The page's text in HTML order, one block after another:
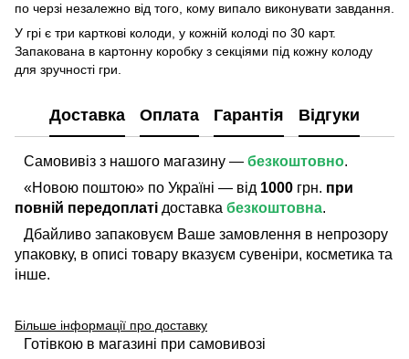
по черзі незалежно від того, кому випало виконувати завдання.
У грі є три карткові колоди, у кожній колоді по 30 карт.
Запакована в картонну коробку з секціями під кожну колоду
для зручності гри.
Доставка Оплата Гарантія Відгуки
Самовивіз з нашого магазину — безкоштовно.
«Новою поштою» по Україні — від 1000 грн. при
повній передоплаті доставка безкоштовна.
Дбайливо запаковуєм Ваше замовлення в непрозору
упаковку, в описі товару вказуєм сувеніри, косметика та
інше.
Більше інформації про доставку
Готівкою в магазині при самовивозі